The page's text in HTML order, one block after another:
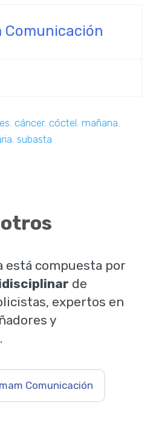
Comunicación
,cáncer,cóctel,mañana,
,subasta
está compuesta por
de
expertos en
y
Comunicación